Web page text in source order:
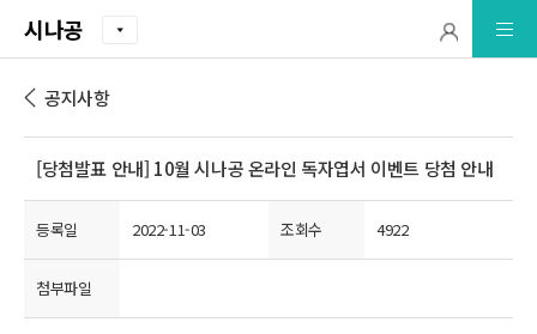
시나공
공지사항
[당첨발표 안내] 10월 시나공 온라인 독자엽서 이벤트 당첨 안내
등록일 2022-11-03 조회수 4922
첨부파일